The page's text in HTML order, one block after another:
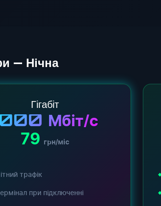
— Нічна
Гігабіт
Мбіт/с
79 грн/міс
трафік
при підключенні